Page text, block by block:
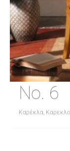
No. 6
Καρέκλα,